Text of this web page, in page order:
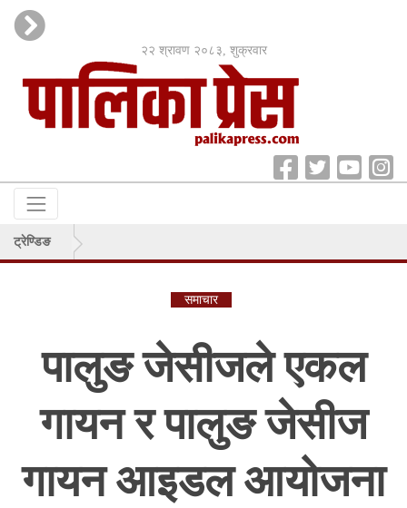
२२ श्रावण २०८३, शुक्रवार
ट्रेण्डिङ
समाचार
पालुङ जेसीजले एकल
गायन र पालुङ जेसीज
गायन आइडल आयोजना